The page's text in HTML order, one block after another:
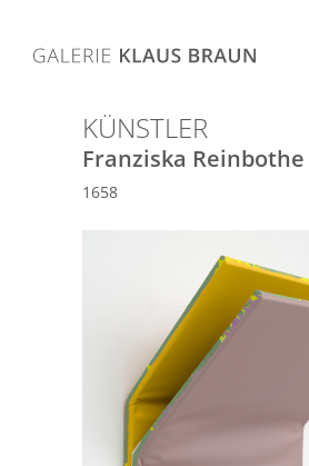
KÜNSTLER
Franziska Reinbothe
1658